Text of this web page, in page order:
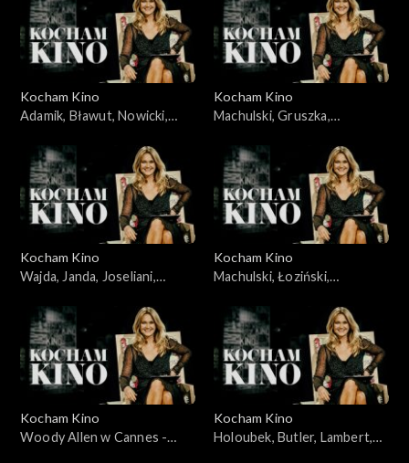
Kocham Kino
Adamik, Bławut, Nowicki,
Cieślak, 16.09.2008
Kocham Kino
Machulski, Gruszka,
Kocham Kino
Wajda, Janda, Joseliani,
Kocham Kino
Machulski, Łoziński,
Kocham Kino
Woody Allen w Cannes -
Kocham Kino
Holoubek, Butler, Lambert,